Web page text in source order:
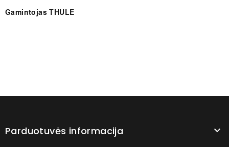
Gamintojas THULE
Parduotuvės informacija 